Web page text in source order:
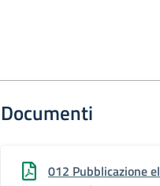
Documenti
012 Pubblicazione